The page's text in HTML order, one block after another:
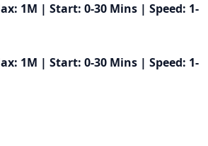
1M | Start: 0-30 Mins | Speed: 1-
1M | Start: 0-30 Mins | Speed: 1-